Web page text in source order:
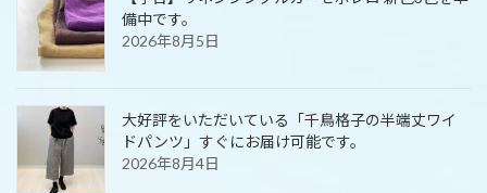
備中です。
2026年8月5日
大好評をいただいている「千鳥格子の半端丈ワイ
ドパンツ」すぐにお届け可能です。
2026年8月4日